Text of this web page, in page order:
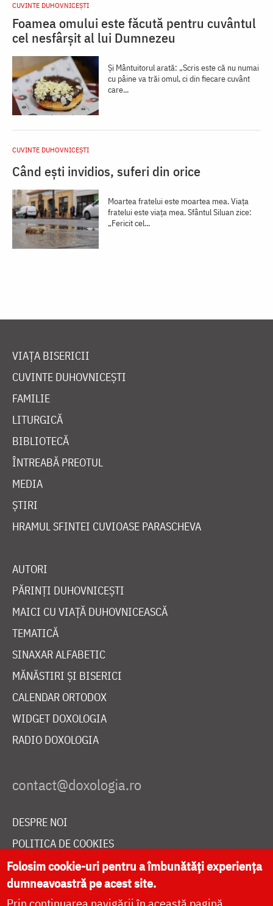
CUVINTE DUHOVNICEȘTI
Foamea omului este făcută pentru cuvântul
cel nesfârșit al lui Dumnezeu
Și Mântuitorul arată: „Scris este că nu numai
cu pâine va trăi omul, ci din fiecare cuvânt
care...
CUVINTE DUHOVNICEȘTI
Când ești invidios, suferi din orice
Moartea fratelui este moartea mea. Viața
fratelui este viața mea. Sfântul Siluan zice:
„Fericit cel...
VIAȚA BISERICII
CUVINTE DUHOVNICEȘTI
FAMILIE
LITURGICĂ
BIBLIOTECĂ
ÎNTREABĂ PREOTUL
MEDIA
ȘTIRI
HRAMUL SFINTEI CUVIOASE PARASCHEVA
AUTORI
PĂRINȚI DUHOVNICEȘTI
MAICI CU VIAȚĂ DUHOVNICEASCĂ
TEMATICĂ
SINAXAR ALFABETIC
MĂNĂSTIRI ȘI BISERICI
CALENDAR ORTODOX
WIDGET DOXOLOGIA
RADIO DOXOLOGIA
DESPRE NOI
POLITICA DE COOKIES
DONEAZĂ ONLINE PENTRU CATEDRALA NAȚIONALĂ
Folosim cookie-uri pentru a îmbunătăți experiența
dumneavoastră pe acest site.